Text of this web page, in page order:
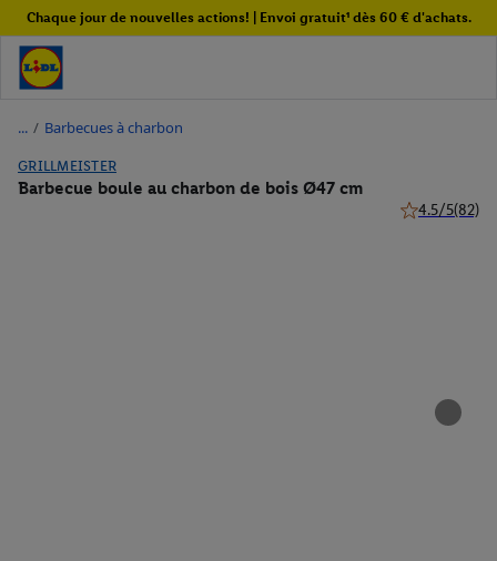
Chaque jour de nouvelles actions! | Envoi gratuit¹ dès 60 € d'achats.
/ Barbecues à charbon
GRILLMEISTER
Barbecue boule au charbon de bois Ø47 cm
4.5/5(82)